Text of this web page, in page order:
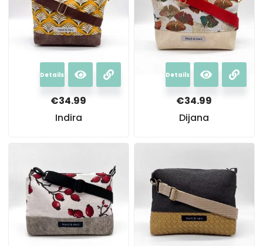
Details
€34.99
Indira
Details
€34.99
Dijana